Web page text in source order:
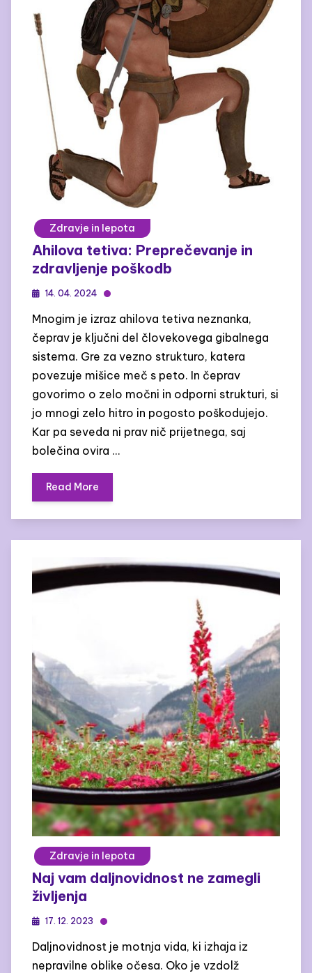
Zdravje in lepota
Ahilova tetiva: Preprečevanje in
zdravljenje poškodb
14. 04. 2024
Mnogim je izraz ahilova tetiva neznanka,
čeprav je ključni del človekovega gibalnega
sistema. Gre za vezno strukturo, katera
povezuje mišice meč s peto. In čeprav
govorimo o zelo močni in odporni strukturi, si
jo mnogi zelo hitro in pogosto poškodujejo.
Kar pa seveda ni prav nič prijetnega, saj
bolečina ovira …
Read More
Zdravje in lepota
Naj vam daljnovidnost ne zamegli
življenja
17. 12. 2023
Daljnovidnost je motnja vida, ki izhaja iz
nepravilne oblike očesa. Oko je vzdolž